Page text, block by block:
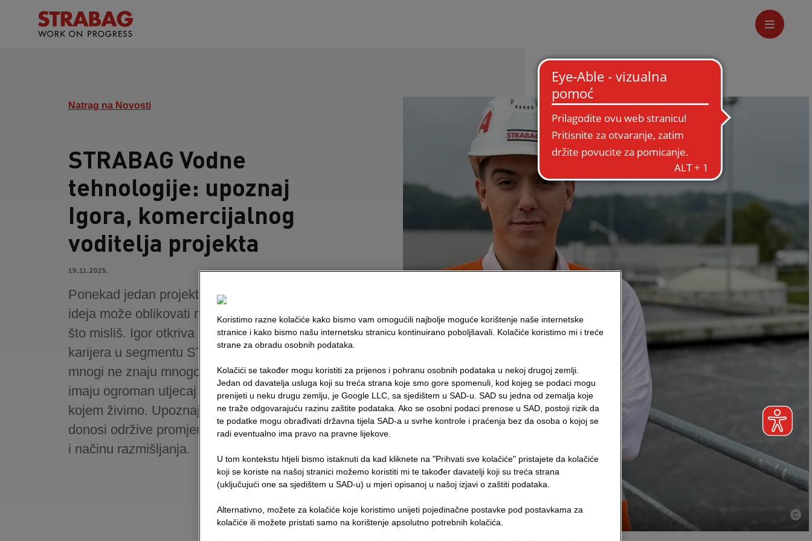
Natrag na Novosti
STRABAG Vodne
tehnologije: upoznaj
Igora, komercijalnog
voditelja projekta
19.11.2025.
Ponekad jedan projekt, jedna odluka ili
ideja može oblikovati mnogo više nego
što misliš. Igor otkriva kako izgleda
karijera u segmentu STRABAG-a o kojem
mnogi ne znaju mnogo, a čiji rezultati
imaju ogroman utjecaj na okruženje u
kojem živimo. Upoznaj karijeru koja
donosi održive promjene – u vodi, okolišu
i načinu razmišljanja.
Koristimo razne kolačiće kako bismo vam omogućili najbolje moguće korištenje naše internetske
stranice i kako bismo našu internetsku stranicu kontinuirano poboljšavali. Kolačiće koristimo mi i treće
strane za obradu osobnih podataka.
Kolačići se također mogu koristiti za prijenos i pohranu osobnih podataka u nekoj drugoj zemlji.
Jedan od davatelja usluga koji su treća strana koje smo gore spomenuli, kod kojeg se podaci mogu
prenijeti u neku drugu zemlju, je Google LLC, sa sjedištem u SAD-u. SAD su jedna od zemalja koje
ne traže odgovarajuću razinu zaštite podataka. Ako se osobni podaci prenose u SAD, postoji rizik da
te podatke mogu obrađivati državna tijela SAD-a u svrhe kontrole i praćenja bez da osoba o kojoj se
radi eventualno ima pravo na pravne lijekove.
U tom kontekstu htjeli bismo istaknuti da kad kliknete na "Prihvati sve kolačiće" pristajete da kolačiće
koji se koriste na našoj stranici možemo koristiti mi te također davatelji koji su treća strana
(uključujući one sa sjedištem u SAD-u) u mjeri opisanoj u našoj izjavi o zaštiti podataka.
Alternativno, možete za kolačiće koje koristimo unijeti pojedinačne postavke pod postavkama za
kolačiće ili možete pristati samo na korištenje apsolutno potrebnih kolačića.